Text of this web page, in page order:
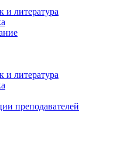
и литература
и литература
преподавателей